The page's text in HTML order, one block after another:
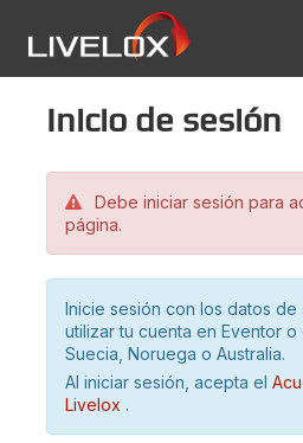
Inicio de sesión
Debe iniciar sesión para
página.
Inicie sesión con los datos de
utilizar tu cuenta en Eventor
Suecia, Noruega o Australia.
Al iniciar sesión, acepta el
Livelox .